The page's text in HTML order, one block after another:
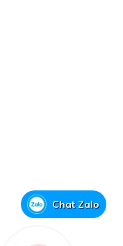
Chat Zalo